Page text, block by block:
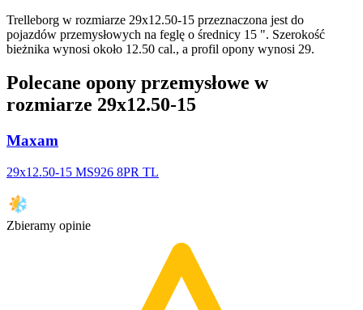
Trelleborg w rozmiarze 29x12.50-15 przeznaczona jest do
pojazdów przemysłowych na feglę o średnicy 15 ". Szerokość
bieżnika wynosi około 12.50 cal., a profil opony wynosi 29.
Polecane opony przemysłowe w
rozmiarze 29x12.50-15
Maxam
29x12.50-15 MS926 8PR TL
Zbieramy opinie